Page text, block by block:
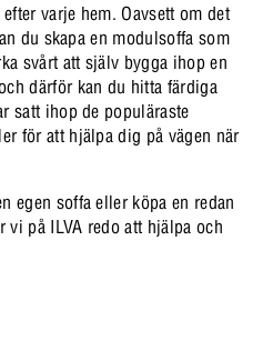
varje hem. Oavsett om det
du skapa en modulsoffa som
svårt att själv bygga ihop en
därför kan du hitta färdiga
satt ihop de populäraste
för att hjälpa dig på vägen när
egen soffa eller köpa en redan
vi på ILVA redo att hjälpa och